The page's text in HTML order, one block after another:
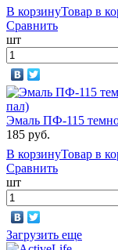
В корзинуТовар в
Сравнить
шт
Эмаль ПФ-115
185 руб.
В корзинуТовар в
Сравнить
шт
Загрузить еще